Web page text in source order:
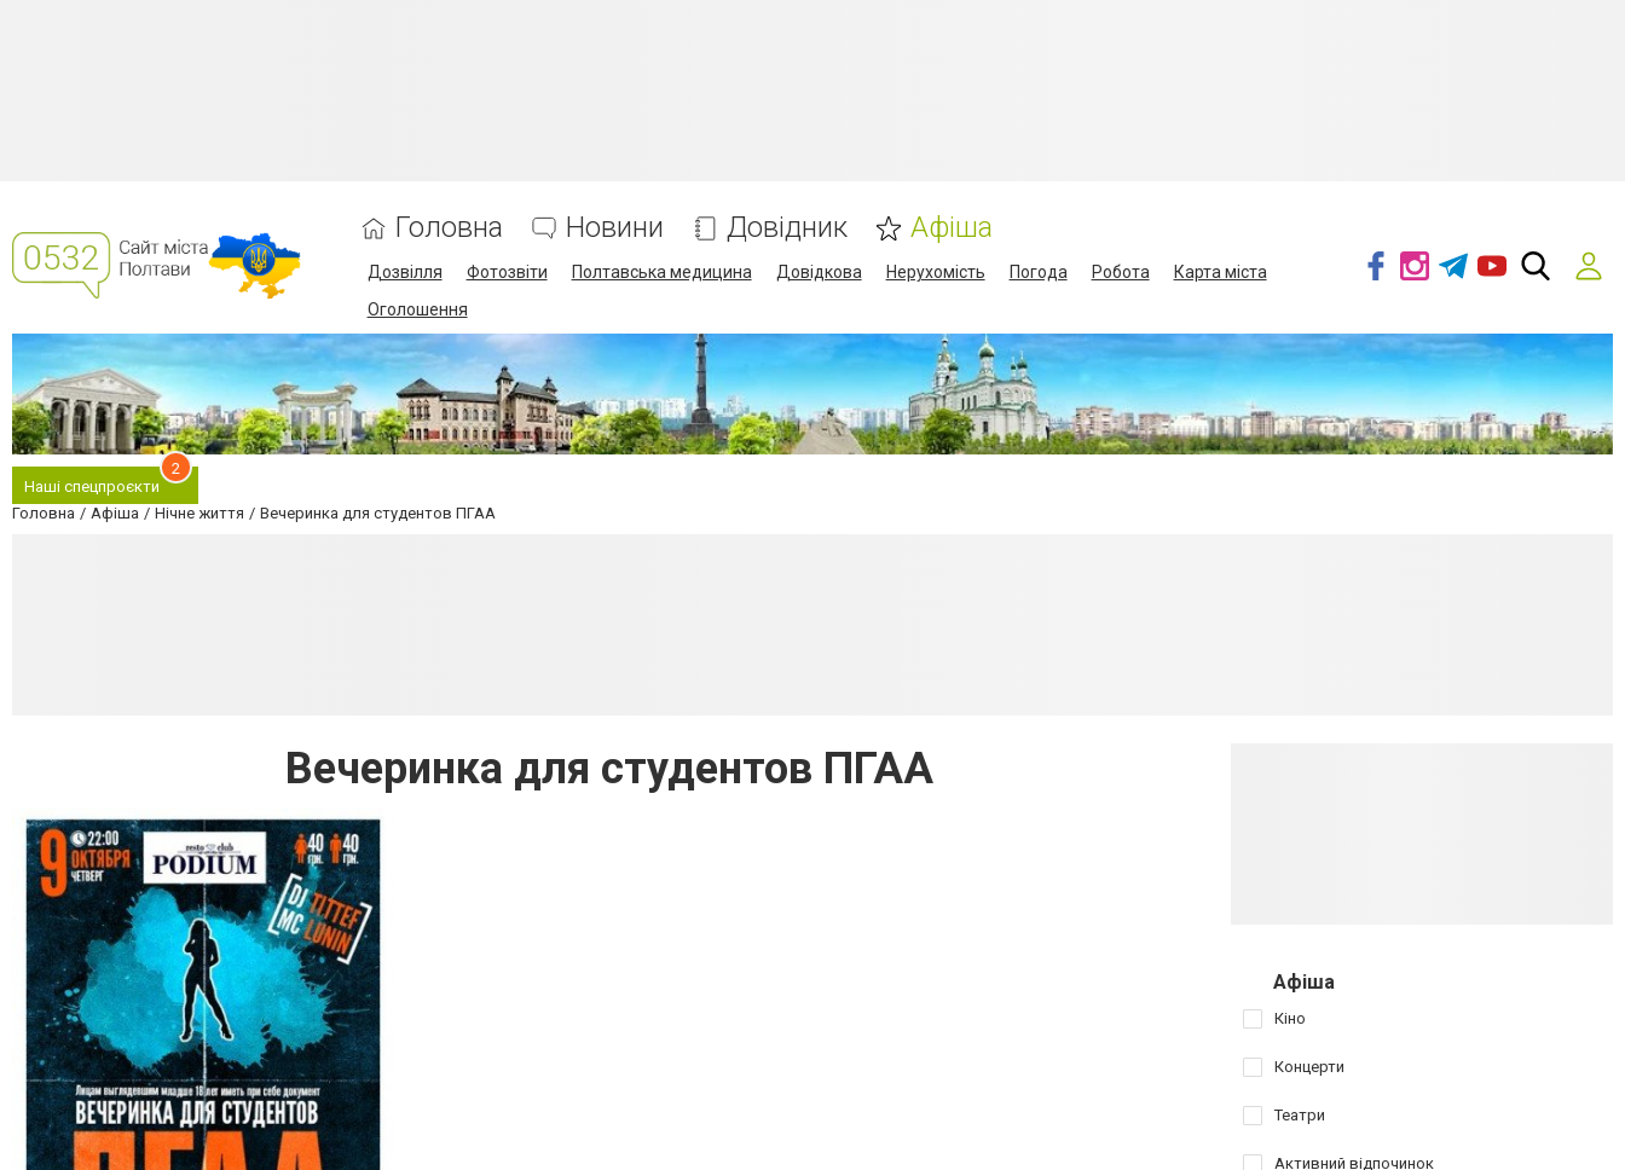
Головна Новини Довідник Афіша
Дозвілля Фотозвіти Полтавська медицина Довідкова Нерухомість Погода Робота
Карта міста
Оголошення
Наші спецпроєкти
2
Головна Афіша Нічне життя Вечеринка для студентов ПГАА
Вечеринка для студентов ПГАА
Афіша
Кіно
Концерти
Театри
Активний відпочинок